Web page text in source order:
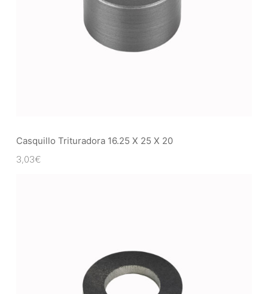
Casquillo Trituradora 16.25 X 25 X 20
3,03€